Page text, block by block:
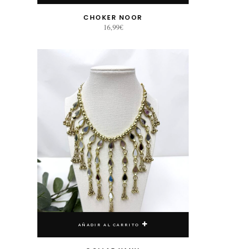
CHOKER NOOR
16,99€
AÑADIR AL CARRITO